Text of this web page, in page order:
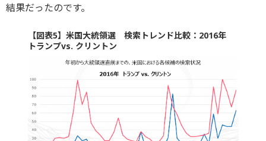
結果だったのです。
【図表5】米国大統領選 検索トレンド比較：2016年
トランプvs. クリントン